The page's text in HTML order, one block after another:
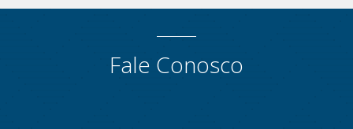
Fale Conosco